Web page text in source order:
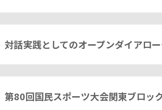
対話実践としてのオープンダイアロ
第80回国民スポーツ大会関東ブロッ